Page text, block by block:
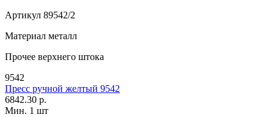
Артикул 89542/2
Материал металл
Прочее верхнего штока
9542
Пресс ручной желтый 9542
6842.30 р.
Мин. 1 шт